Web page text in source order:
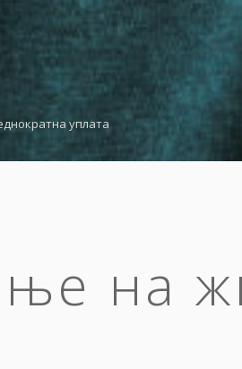
уплата
на